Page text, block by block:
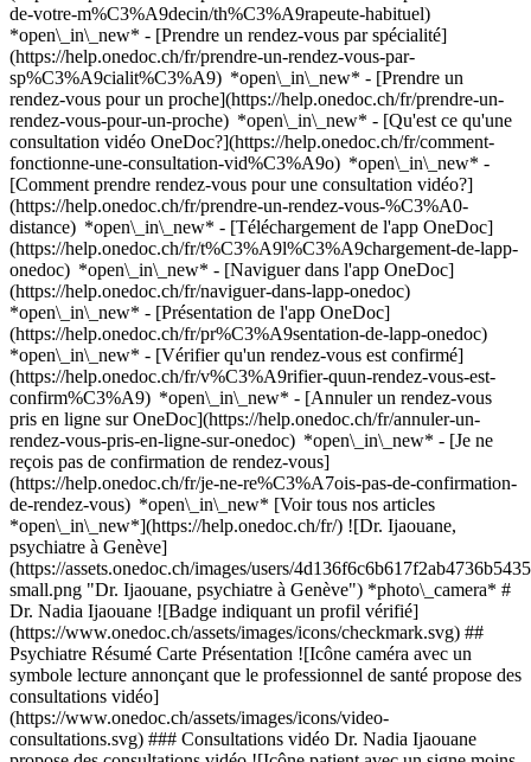
de-votre-m%C3%A9decin/th%C3%A9rapeute-habituel)
*open\_in\_new* - [Prendre un rendez-vous par spécialité]
(https://help.onedoc.ch/fr/prendre-un-rendez-vous-par-
sp%C3%A9cialit%C3%A9) *open\_in\_new* - [Prendre un
rendez-vous pour un proche](https://help.onedoc.ch/fr/prendre-un-
rendez-vous-pour-un-proche) *open\_in\_new* - [Qu'est ce qu'une
consultation vidéo OneDoc?](https://help.onedoc.ch/fr/comment-
fonctionne-une-consultation-vid%C3%A9o) *open\_in\_new* -
[Comment prendre rendez-vous pour une consultation vidéo?]
(https://help.onedoc.ch/fr/prendre-un-rendez-vous-%C3%A0-
distance) *open\_in\_new* - [Téléchargement de l'app OneDoc]
(https://help.onedoc.ch/fr/t%C3%A9l%C3%A9chargement-de-lapp-
onedoc) *open\_in\_new* - [Naviguer dans l'app OneDoc]
(https://help.onedoc.ch/fr/naviguer-dans-lapp-onedoc)
*open\_in\_new* - [Présentation de l'app OneDoc]
(https://help.onedoc.ch/fr/pr%C3%A9sentation-de-lapp-onedoc)
*open\_in\_new* - [Vérifier qu'un rendez-vous est confirmé]
(https://help.onedoc.ch/fr/v%C3%A9rifier-quun-rendez-vous-est-
confirm%C3%A9) *open\_in\_new* - [Annuler un rendez-vous
pris en ligne sur OneDoc](https://help.onedoc.ch/fr/annuler-un-
rendez-vous-pris-en-ligne-sur-onedoc) *open\_in\_new* - [Je ne
reçois pas de confirmation de rendez-vous]
(https://help.onedoc.ch/fr/je-ne-re%C3%A7ois-pas-de-confirmation-
de-rendez-vous) *open\_in\_new* [Voir tous nos articles
*open\_in\_new*](https://help.onedoc.ch/fr/) ![Dr. Ijaouane,
psychiatre à Genève]
(https://assets.onedoc.ch/images/users/
small.png "Dr. Ijaouane, psychiatre à Genève") *photo\_camera* #
Dr. Nadia Ijaouane ![Badge indiquant un profil vérifié]
(https://www.onedoc.ch/assets/images/icons/checkmark.svg) ##
Psychiatre Résumé Carte Présentation ![Icône caméra avec un
symbole lecture annonçant que le professionnel de santé propose des
consultations vidéo]
(https://www.onedoc.ch/assets/images/icons/video-
consultations.svg) ### Consultations vidéo Dr. Nadia Ijaouane